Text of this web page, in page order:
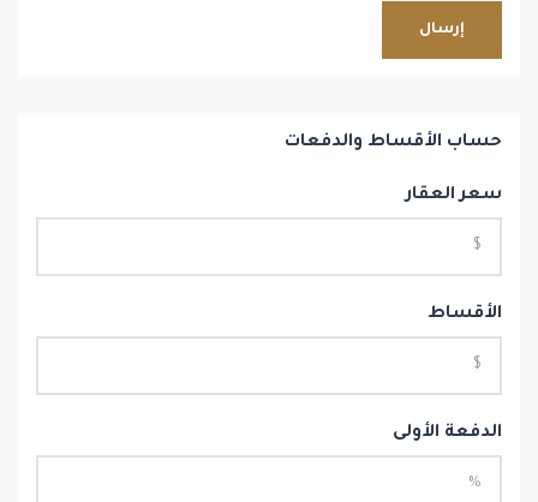
إرسال
حساب الأقساط والدفعات
سعر العقار
الأقساط
الدفعة الأولى